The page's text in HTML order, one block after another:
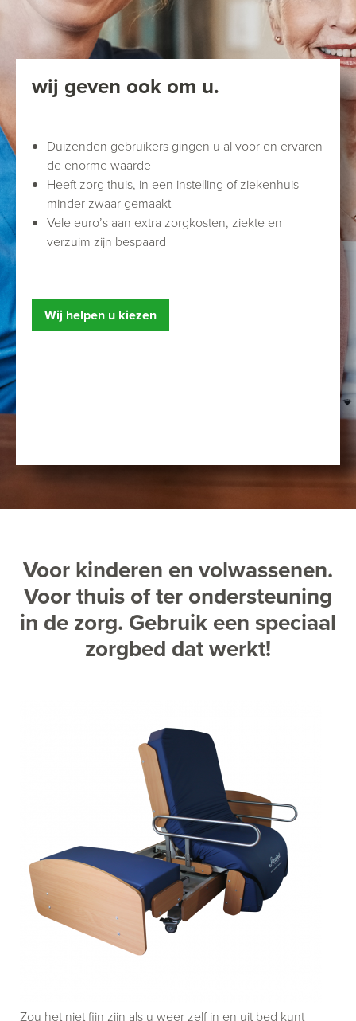
wij geven ook om u.
Duizenden gebruikers gingen u al voor en ervaren
de enorme waarde
Heeft zorg thuis, in een instelling of ziekenhuis
minder zwaar gemaakt
Vele euro’s aan extra zorgkosten, ziekte en
verzuim zijn bespaard
Wij helpen u kiezen
Voor kinderen en volwassenen.
Voor thuis of ter ondersteuning
in de zorg. Gebruik een speciaal
zorgbed dat werkt!
Zou het niet fijn zijn als u weer zelf in en uit bed kunt